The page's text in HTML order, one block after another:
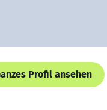
Profil ansehen